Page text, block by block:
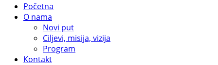
Početna
O nama
Novi put
Ciljevi, misija, vizija
Program
Kontakt